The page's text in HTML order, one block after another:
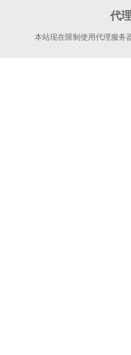
代
本站现在限制使用代理服务